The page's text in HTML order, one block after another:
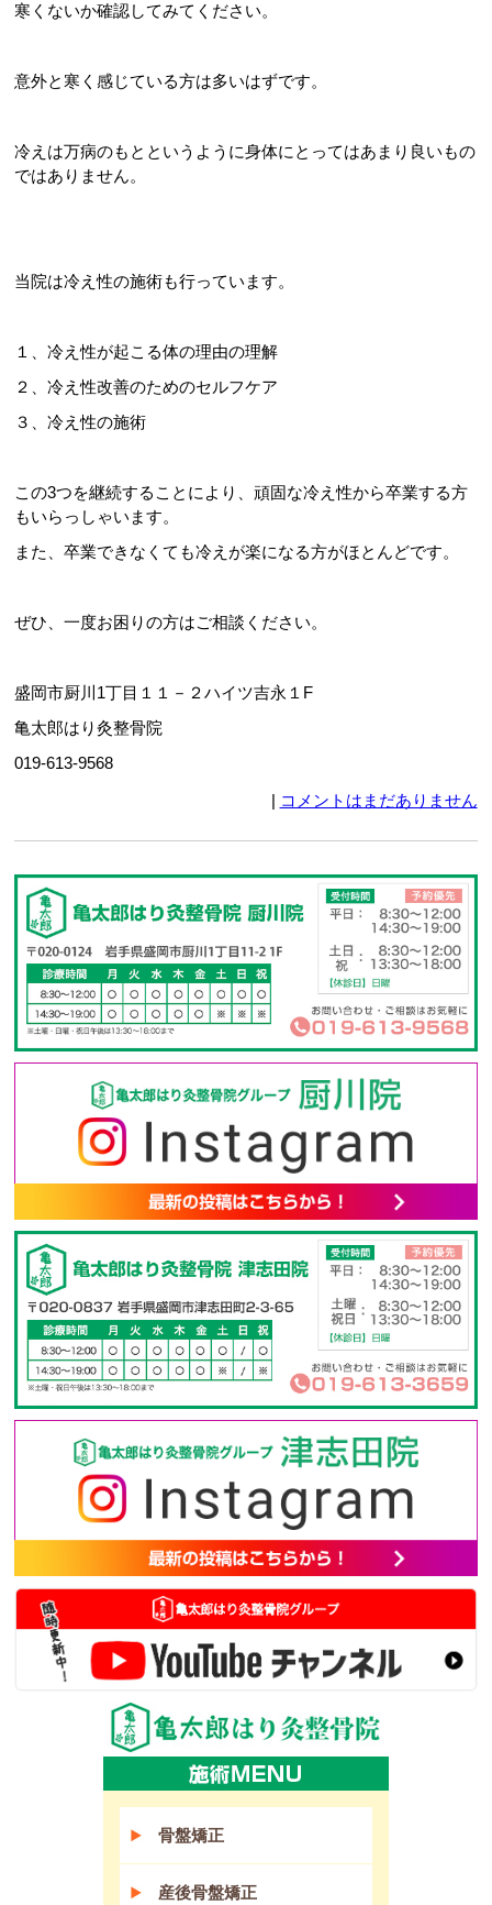
寒くないか確認してみてください。
意外と寒く感じている方は多いはずです。
冷えは万病のもとというように身体にとってはあまり良いもの
ではありません。
当院は冷え性の施術も行っています。
１、冷え性が起こる体の理由の理解
２、冷え性改善のためのセルフケア
３、冷え性の施術
この3つを継続することにより、頑固な冷え性から卒業する方
もいらっしゃいます。
また、卒業できなくても冷えが楽になる方がほとんどです。
ぜひ、一度お困りの方はご相談ください。
盛岡市厨川1丁目１１－２ハイツ吉永１F
亀太郎はり灸整骨院
019-613-9568
| コメントはまだありません
骨盤矯正
産後骨盤矯正